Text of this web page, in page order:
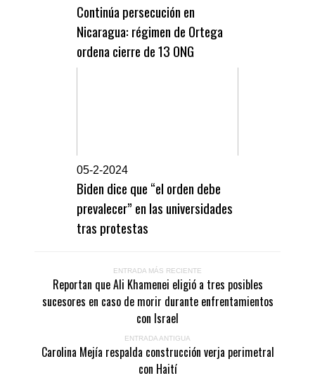
Continúa persecución en
Nicaragua: régimen de Ortega
ordena cierre de 13 ONG
05-2-2024
Biden dice que “el orden debe
prevalecer” en las universidades
tras protestas
ENTRADA MÁS RECIENTE
Reportan que Ali Khamenei eligió a tres posibles
sucesores en caso de morir durante enfrentamientos
con Israel
ENTRADA ANTIGUA
Carolina Mejía respalda construcción verja perimetral
con Haití